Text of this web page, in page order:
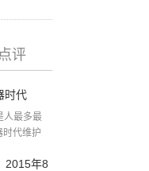
评
时代
15日周
人最多最
时代维护
2015年8